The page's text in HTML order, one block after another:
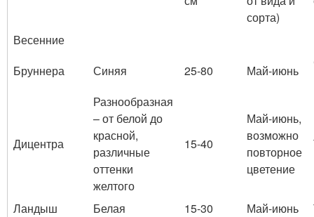
сорта)
Весенние
Бруннера
Синяя 25-80 Май-июнь
Дицентра
Разнообразная
– от белой до
красной,
различные
оттенки
желтого
15-40
Май-июнь,
возможно
повторное
цветение
Ландыш Белая 15-30 Май-июнь